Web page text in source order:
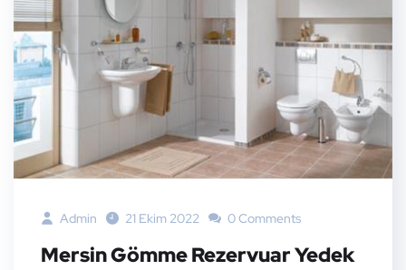
Admin 21 Ekim 2022 0 Comments
Mersin Gömme Rezervuar Yedek